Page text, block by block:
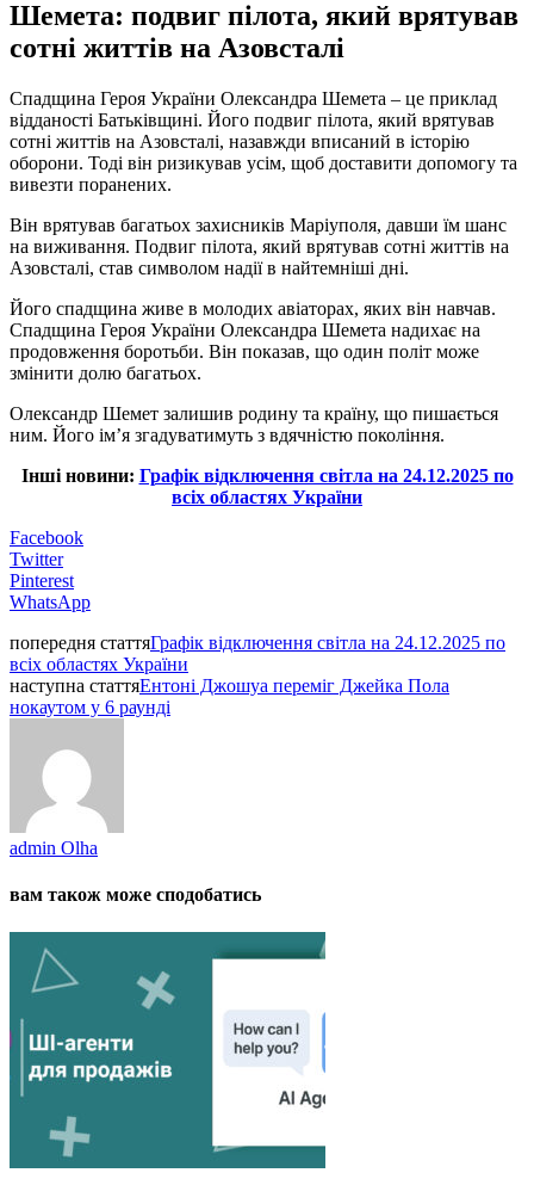
Шемета: подвиг пілота, який врятував
сотні життів на Азовсталі
Спадщина Героя України Олександра Шемета – це приклад
відданості Батьківщині. Його подвиг пілота, який врятував
сотні життів на Азовсталі, назавжди вписаний в історію
оборони. Тоді він ризикував усім, щоб доставити допомогу та
вивезти поранених.
Він врятував багатьох захисників Маріуполя, давши їм шанс
на виживання. Подвиг пілота, який врятував сотні життів на
Азовсталі, став символом надії в найтемніші дні.
Його спадщина живе в молодих авіаторах, яких він навчав.
Спадщина Героя України Олександра Шемета надихає на
продовження боротьби. Він показав, що один політ може
змінити долю багатьох.
Олександр Шемет залишив родину та країну, що пишається
ним. Його ім’я згадуватимуть з вдячністю покоління.
Інші новини: Графік відключення світла на 24.12.2025 по
всіх областях України
Facebook
Twitter
Pinterest
WhatsApp
попередня статтяГрафік відключення світла на 24.12.2025 по
всіх областях України
наступна статтяЕнтоні Джошуа переміг Джейка Пола
нокаутом у 6 раунді
admin Olha
вам також може сподобатись